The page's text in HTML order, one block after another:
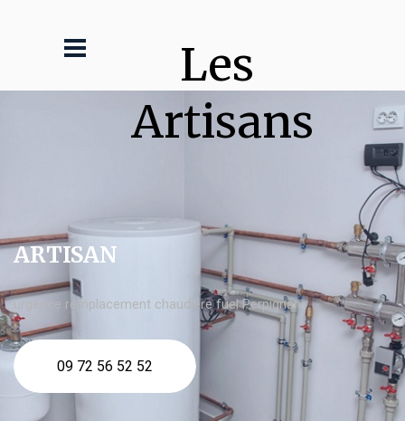
Les
Artisans
ARTISAN
urgence remplacement chaudière fuel Perpignan
09 72 56 52 52